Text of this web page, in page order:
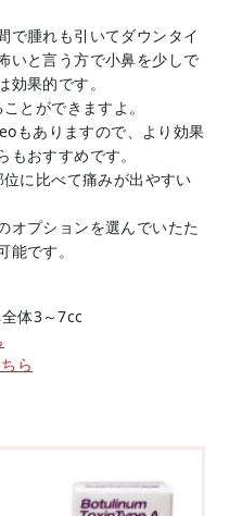
で腫れも引いてダウンタイ
いと言う方で小鼻を少しで
効果的です。
とができますよ。
もありますので、より効果
おすすめです。
に比べて痛みが出やすい
オプションを選んでいたた
です。
体3～7cc
ら